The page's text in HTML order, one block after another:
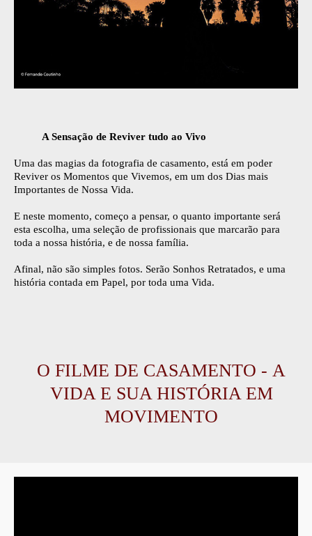
A Sensação de Reviver tudo ao Vivo
Uma das magias da fotografia de casamento, está em poder
Reviver os Momentos que Vivemos, em um dos Dias mais
Importantes de Nossa Vida.
E neste momento, começo a pensar, o quanto importante será
esta escolha, uma seleção de profissionais que marcarão para
toda a nossa história, e de nossa família.
Afinal, não são simples fotos. Serão Sonhos Retratados, e uma
história contada em Papel, por toda uma Vida.
O FILME DE CASAMENTO - A
VIDA E SUA HISTÓRIA EM
MOVIMENTO